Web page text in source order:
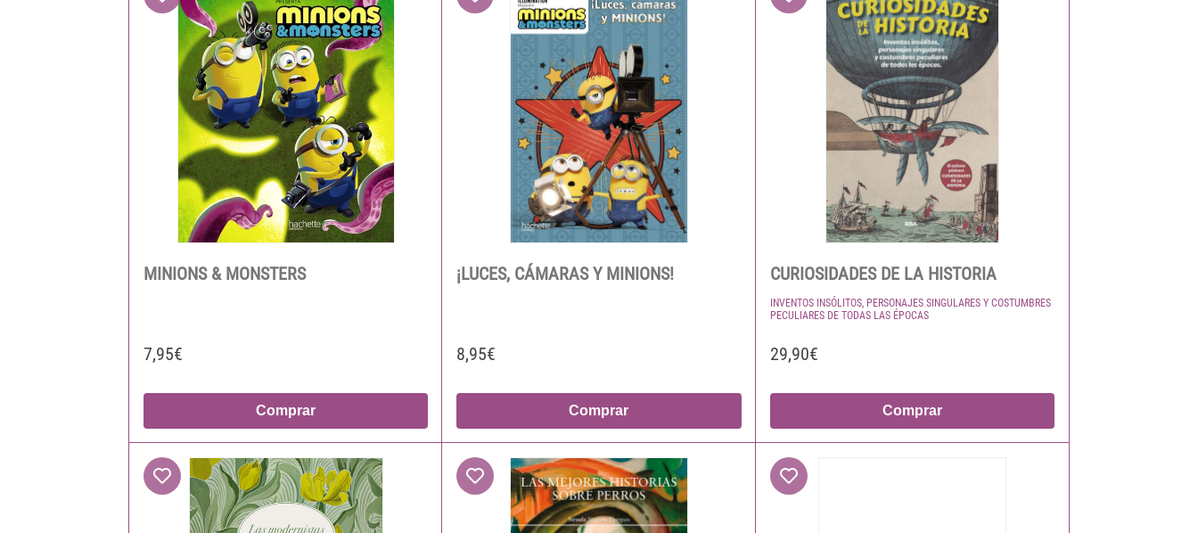
MINIONS & MONSTERS
7,95€
Comprar
¡LUCES, CÁMARAS Y MINIONS!
8,95€
Comprar
CURIOSIDADES DE LA HISTORIA
INVENTOS INSÓLITOS, PERSONAJES SINGULARES Y COSTUMBRES
PECULIARES DE TODAS LAS ÉPOCAS
29,90€
Comprar